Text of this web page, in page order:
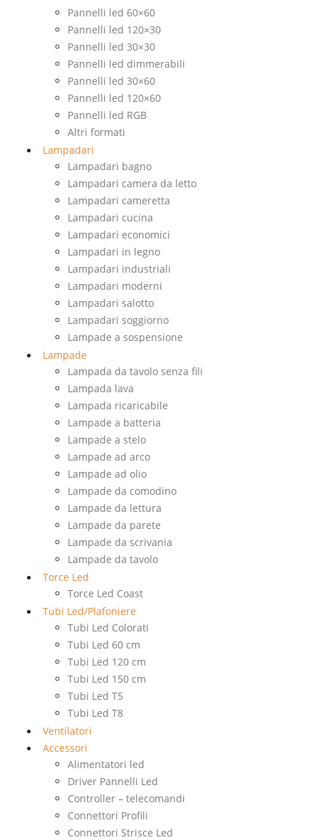
Pannelli led 60×60
Pannelli led 120×30
Pannelli led 30×30
Pannelli led dimmerabili
Pannelli led 30×60
Pannelli led 120×60
Pannelli led RGB
Altri formati
Lampadari
Lampadari bagno
Lampadari camera da letto
Lampadari cameretta
Lampadari cucina
Lampadari economici
Lampadari in legno
Lampadari industriali
Lampadari moderni
Lampadari salotto
Lampadari soggiorno
Lampade a sospensione
Lampade
Lampada da tavolo senza fili
Lampada lava
Lampada ricaricabile
Lampade a batteria
Lampade a stelo
Lampade ad arco
Lampade ad olio
Lampade da comodino
Lampade da lettura
Lampade da parete
Lampade da scrivania
Lampade da tavolo
Torce Led
Torce Led Coast
Tubi Led/Plafoniere
Tubi Led Colorati
Tubi Led 60 cm
Tubi Led 120 cm
Tubi Led 150 cm
Tubi Led T5
Tubi Led T8
Ventilatori
Accessori
Alimentatori led
Driver Pannelli Led
Controller – telecomandi
Connettori Profili
Connettori Strisce Led